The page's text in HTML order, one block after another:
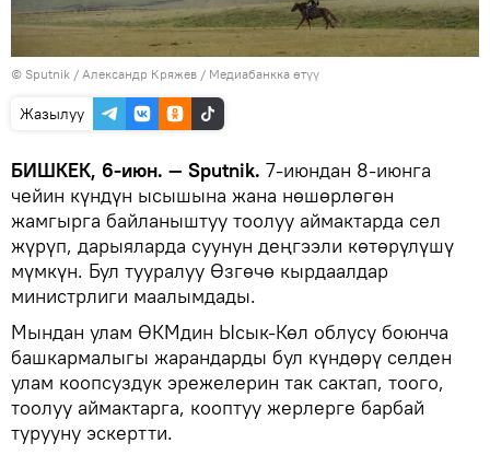
© Sputnik / Александр Кряжев / Медиабанкка өтүү
Жазылуу
БИШКЕК, 6-июн. — Sputnik. 7-июндан 8-июнга
чейин күндүн ысышына жана нөшөрлөгөн
жамгырга байланыштуу тоолуу аймактарда сел
жүрүп, дарыяларда суунун деңгээли көтөрүлүшү
мүмкүн. Бул тууралуу Өзгөчө кырдаалдар
министрлиги маалымдады.
Мындан улам ӨКМдин Ысык-Көл облусу боюнча
башкармалыгы жарандарды бул күндөрү селден
улам коопсуздук эрежелерин так сактап, тоого,
тоолуу аймактарга, кооптуу жерлерге барбай
турууну эскертти.